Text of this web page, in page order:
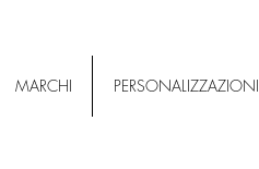
MARCHI PERSONALIZZAZIONI